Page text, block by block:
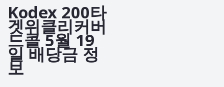
Kodex 200타
겟위클리커버
드콜 5월 19
일 배당금 정
보